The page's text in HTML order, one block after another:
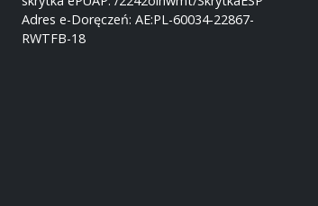
Adres e-Doręczeń: AE:PL-60034-22867-
RWTFB-18